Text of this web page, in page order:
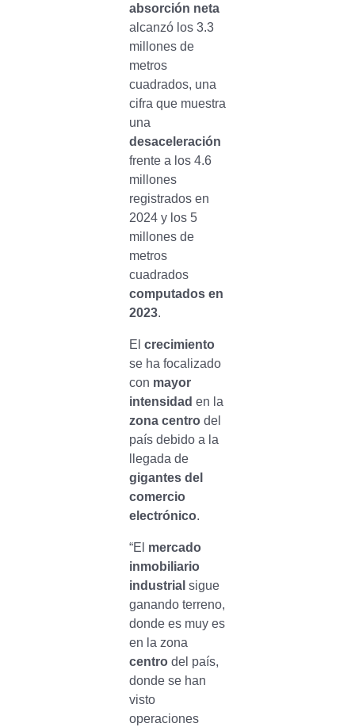
absorción neta
alcanzó los 3.3
millones de
metros
cuadrados, una
cifra que muestra
una
desaceleración
frente a los 4.6
millones
registrados en
2024 y los 5
millones de
metros
cuadrados
computados en
2023.
El crecimiento
se ha focalizado
con mayor
intensidad en la
zona centrodel
país debido a la
llegada de
gigantes del
comercio
electrónico.
“El mercado
inmobiliario
industrial sigue
ganando terreno,
donde es muy es
en la zona
centrodel país,
donde se han
visto
operaciones